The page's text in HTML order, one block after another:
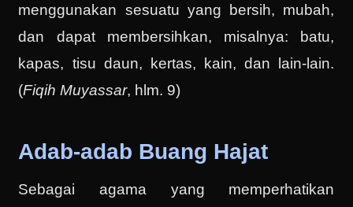
menggunakan sesuatu yang bersih, mubah,
dan dapat membersihkan, misalnya: batu,
kapas, tisu daun, kertas, kain, dan lain-lain.
(Fiqih Muyassar, hlm. 9)
Adab-adab Buang Hajat
Sebagai agama yang memperhatikan